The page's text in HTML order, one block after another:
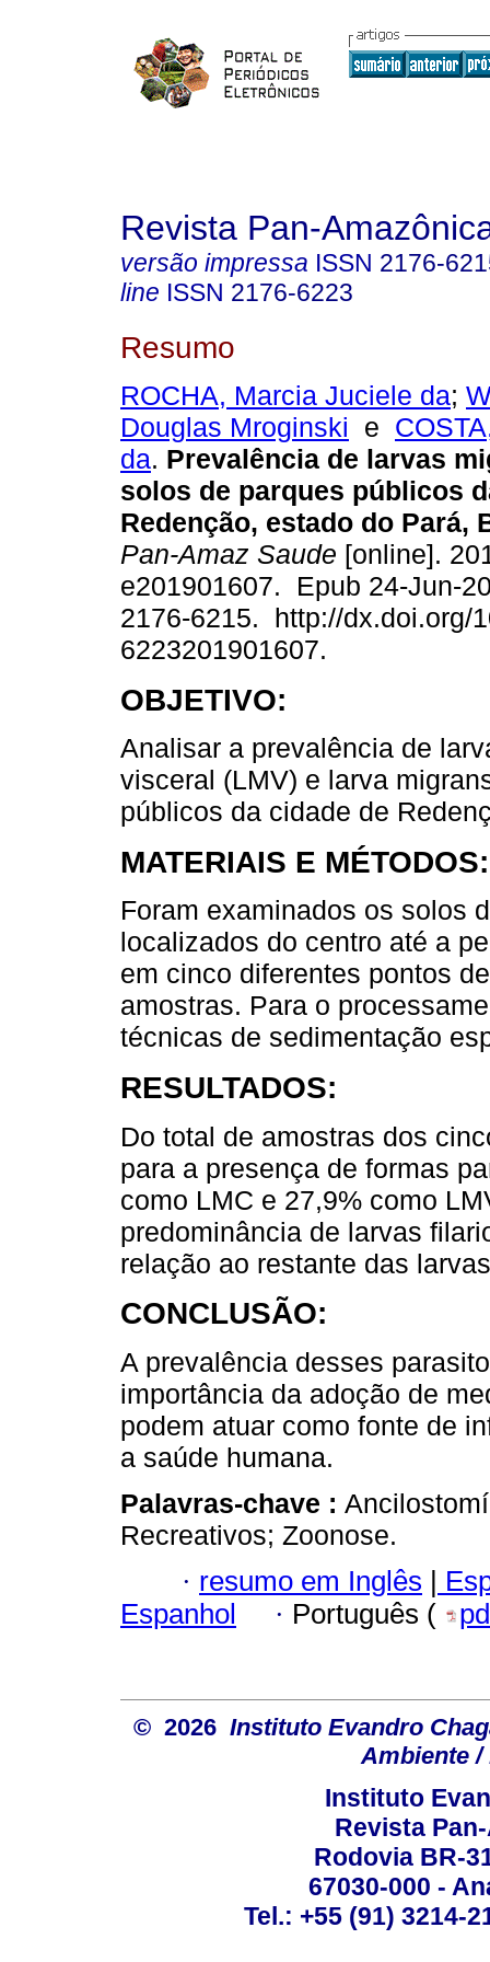
Revista Pan-
versão impressa ISSN 2176-
line ISSN 2176-6223
Resumo
ROCHA, Marcia Juciele da;
Douglas Mroginski e
da. Prevalência de larvas
solos de parques públicos
Redenção, estado do Pará,
Pan-Amaz Saude [online].
e201901607. Epub 24-Jun-
2176-6215. http://dx.doi.org/
6223201901607.
OBJETIVO:
Analisar a prevalência de
visceral (LMV) e larva
públicos da cidade de
MATERIAIS E MÉTODOS:
Foram examinados os solos
localizados do centro até a
em cinco diferentes pontos
amostras. Para o
técnicas de sedimentação
RESULTADOS:
Do total de amostras dos
para a presença de formas
como LMC e 27,9% como
predominância de larvas
relação ao restante das
CONCLUSÃO:
A prevalência desses
importância da adoção de
podem atuar como fonte de
a saúde humana.
Palavras-chave :
Recreativos; Zoonose.
· resumo em Inglês
Espanhol
· Português (
© 2026 Instituto Evandro
Ambiente /
Instituto
Revista
Rodovia BR-
67030-000 -
Tel.: +55 (91) 3214-